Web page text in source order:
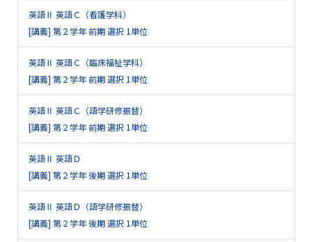
英語Ⅱ 英語Ｃ（看護学科）
[講義] 第２学年 前期 選択 1単位
英語Ⅱ 英語Ｃ（臨床福祉学科）
[講義] 第２学年 前期 選択 1単位
英語Ⅱ 英語Ｃ（語学研修振替）
[講義] 第２学年 前期 選択 1単位
英語Ⅱ 英語Ｄ
[講義] 第２学年 後期 選択 1単位
英語Ⅱ 英語Ｄ（語学研修振替）
[講義] 第２学年 後期 選択 1単位